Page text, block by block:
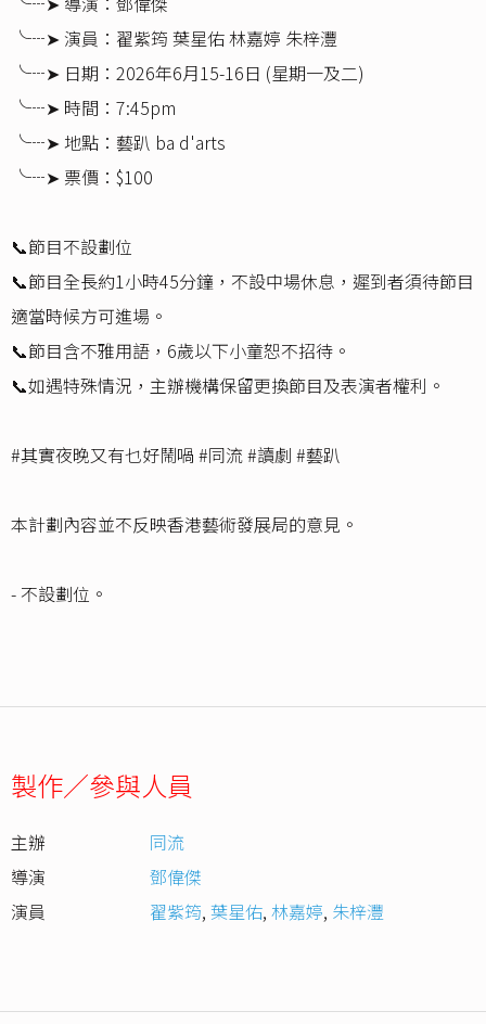
╰┈➤ 演員：翟紫筠 葉星佑 林嘉婷 朱梓灃
╰┈➤ 日期：2026年6月15-16日 (星期一及二)
╰┈➤ 時間：7:45pm
╰┈➤ 地點：藝趴 ba d'arts
╰┈➤ 票價：$100
📞節目不設劃位
📞節目全長約1小時45分鐘，不設中場休息，遲到者須待節目
適當時候方可進場。
📞節目含不雅用語，6歲以下小童恕不招待。
📞如遇特殊情況，主辦機構保留更換節目及表演者權利。
#其實夜晚又有乜好鬧喎 #同流 #讀劇 #藝趴
本計劃內容並不反映香港藝術發展局的意見。
- 不設劃位。
製作／參與人員
主辦
同流
導演
鄧偉傑
演員
翟紫筠,葉星佑,林嘉婷, 朱梓灃